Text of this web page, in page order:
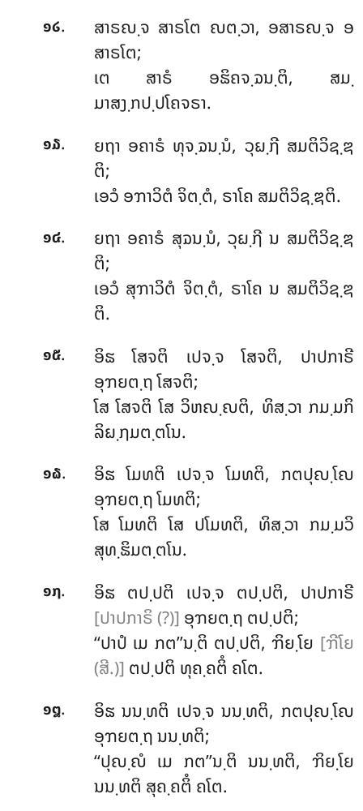
໑໒. ສາຣຎ຺ຈ ສາຣໂຕ ຎຕ຺ວາ, ອສາຣຎ຺ຈ ອ
ສາຣໂຕ;
ເຕ ສາຣໍ ອຘິຄຈ຺ຉນ຺ຕິ, ສມ຺
ມາສງ຺ກປ຺ປໂຄຈຣາ.
໑໓.
ຍຖາ ອຄາຣໍ ທຸຈ຺ຉນ຺ນໍ, ວຸຏ຺ຐີ ສມຕິວິຊ຺ຌ
ຕິ;
ເອວໍ ອຠາວິຕໍ ຈິຕ຺ຕໍ, ຣາໂຄ ສມຕິວິຊ຺ຌຕິ.
໑໔. ຍຖາ ອຄາຣໍ ສຸຉນ຺ນໍ, ວຸຏ຺ຐີ ນ ສມຕິວິຊ຺ຌ
ຕິ;
ເອວໍ ສຸຠາວິຕໍ ຈິຕ຺ຕໍ, ຣາໂຄ ນ ສມຕິວິຊ຺ຌ
ຕິ.
໑໕. ອິຘໂສຈຕິ ເປຈ຺ຈ ໂສຈຕິ, ປາປກາຣີ
ອຸຠຍຕ຺ຖ ໂສຈຕິ;
ໂສ ໂສຈຕິ ໂສ ວິຫຎ຺ຎຕິ, ທິສ຺ວາ ກມ຺ມກິ
ລິຏ຺ຐມຕ຺ຕໂນ.
໑໖.
ອິຘ ໂມທຕິ ເປຈ຺ຈ ໂມທຕິ, ກຕປຸຎ຺ໂຎ
ອຸຠຍຕ຺ຖ ໂມທຕິ;
ໂສ ໂມທຕິ ໂສ ປໂມທຕິ, ທິສ຺ວາ ກມ຺ມວິ
ສຸທ຺ຘິມຕ຺ຕໂນ.
໑໗.
ອິຘ ຕປ຺ປຕິ ເປຈ຺ຈ ຕປ຺ປຕິ, ປາປກາຣີ
[ປາປກາຣິ (?)] ອຸຠຍຕ຺ຖ ຕປ຺ປຕິ;
‘‘ປາປໍ ເມ ກຕ’’ນ຺ຕິ ຕປ຺ປຕິ, ຠິຍ຺ໂຍ [ຠີໂຍ
(ສີ.)] ຕປ຺ປຕິ ທຸຄ຺ຄຕິໍ ຄໂຕ.
໑໘.
ອິຘ ນນ຺ທຕິ ເປຈ຺ຈ ນນ຺ທຕິ, ກຕປຸຎ຺ໂຎ
ອຸຠຍຕ຺ຖ ນນ຺ທຕິ;
‘‘ປຸຎ຺ຎໍ ເມ ກຕ’’ນ຺ຕິ ນນ຺ທຕິ, ຠິຍ຺ໂຍ
ນນ຺ທຕິ ສຸຄ຺ຄຕິໍ ຄໂຕ.